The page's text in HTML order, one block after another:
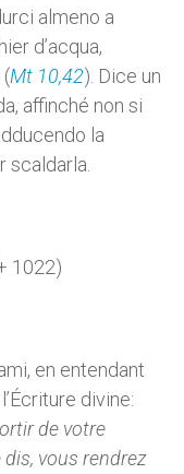
almeno a
d’acqua,
Mt 10,42). Dice un
affinché non si
la
scaldarla.
1022)
en entendant
divine:
de votre
dis, vous rendrez